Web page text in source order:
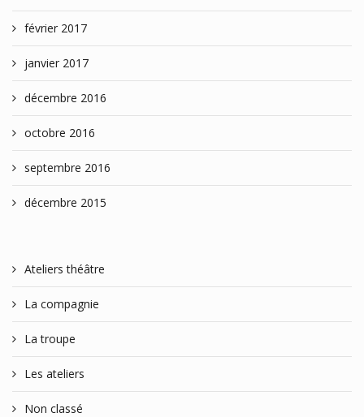
février 2017
janvier 2017
décembre 2016
octobre 2016
septembre 2016
décembre 2015
Ateliers théâtre
La compagnie
La troupe
Les ateliers
Non classé